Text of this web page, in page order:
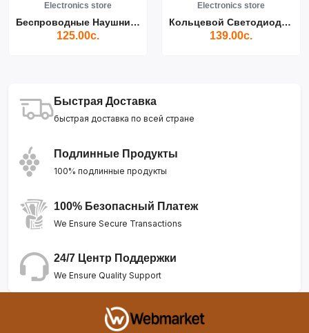
Electronics store
Беспроводные Наушники Air...
125.00с.
Electronics store
Кольцевой Светодиодный Св...
139.00с.
Быстрая Доставка
быстрая доставка по всей стране
Подлинные Продукты
100% подлинные продукты
100% Безопасный Платеж
We Ensure Secure Transactions
24/7 Центр Поддержки
We Ensure Quality Support